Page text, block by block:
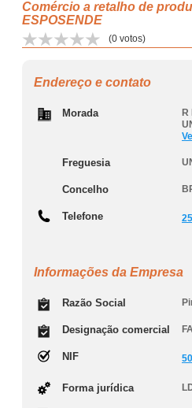
Comércio a retalho de
ESPOSENDE
(0 votos)
Endereço e contato
Morada R
Freguesia
Concelho
Telefone
Informações da Empresa
Razão Social
Designação comercial
NIF
Forma jurídica